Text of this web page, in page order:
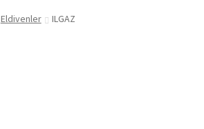
Eldivenler ILGAZ